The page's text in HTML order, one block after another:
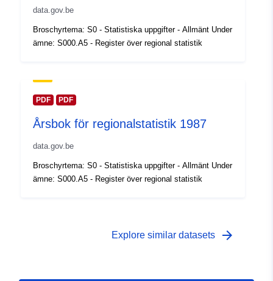
Typ:
Polygon
uriRef:
Åtkomsträttighete
01 January 1984
data.gov.be
Broschyrtema: S0 - Statistiska uppgifter - Allmänt Under
ämne: S000.A5 - Register över regional statistik
PDF PDF
Årsbok för regionalstatistik 1987
data.gov.be
Broschyrtema: S0 - Statistiska uppgifter - Allmänt Under
ämne: S000.A5 - Register över regional statistik
Explore similar datasets arrow_forward